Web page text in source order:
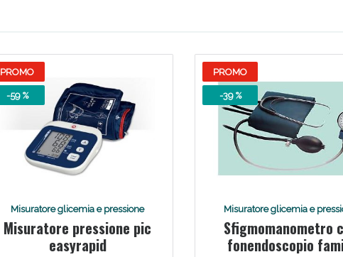
PROMO
-59 %
Misuratore glicemia e pressione
Misuratore pressione pic
easyrapid
PROMO
-39 %
Misuratore glicemia e
Sfigmomanometro
fonendoscopio
Sconto fino al 55% disponibile oggi!